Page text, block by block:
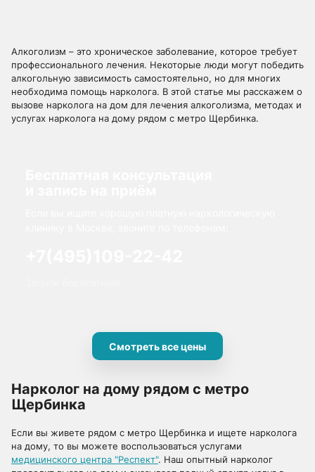
Алкоголизм – это хроническое заболевание, которое требует
профессионального лечения. Некоторые люди могут победить
алкогольную зависимость самостоятельно, но для многих
необходима помощь нарколога. В этой статье мы расскажем о
вызове нарколога на дом для лечения алкоголизма, методах и
услугах нарколога на дому рядом с метро Щербинка.
Смотреть все цены
Нарколог на дому рядом с метро
Щербинка
Если вы живете рядом с метро Щербинка и ищете нарколога
на дому, то вы можете воспользоваться услугами
медицинского центра "Респект". Наш опытный нарколог